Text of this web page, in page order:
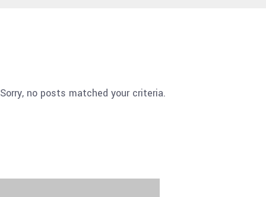
Sorry, no posts matched your criteria.